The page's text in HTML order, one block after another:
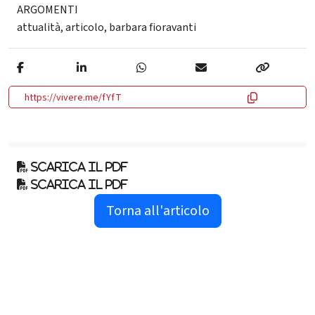
ARGOMENTI
attualità,articolo, barbara fioravanti
https://vivere.me/fYfT
Scarica il pdf
Scarica il pdf
Torna all'articolo